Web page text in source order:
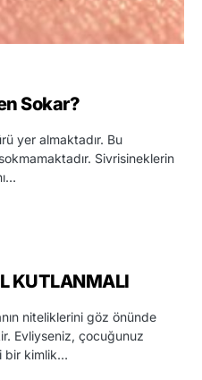
Sokar?
yer almaktadır. Bu
Sivrisineklerin
KUTLANMALI
niteliklerini göz önünde
Evliyseniz, çocuğunuz
bir kimlik…